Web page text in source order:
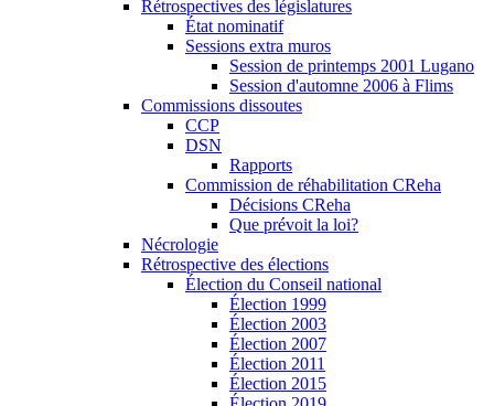
Rétrospectives des législatures
État nominatif
Sessions extra muros
Session de printemps 2001 Lugano
Session d'automne 2006 à Flims
Commissions dissoutes
CCP
DSN
Rapports
Commission de réhabilitation CReha
Décisions CReha
Que prévoit la loi?
Nécrologie
Rétrospective des élections
Élection du Conseil national
Élection 1999
Élection 2003
Élection 2007
Élection 2011
Élection 2015